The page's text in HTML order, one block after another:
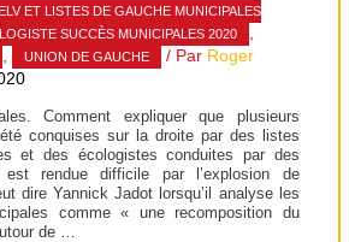
ET LISTES DE GAUCHE MUNICIPALES
SUCCÈS MUNICIPALES 2020 ,
, UNION DE GAUCHE / Par Roger
Comment expliquer que plusieurs
conquises sur la droite par des listes
et des écologistes conduites par des
est rendue difficile par l’explosion de
dire Yannick Jadot lorsqu’il analyse les
comme « une recomposition du
de …